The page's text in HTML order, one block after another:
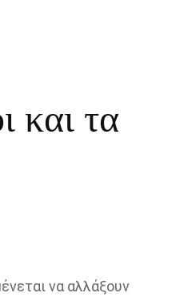
και τα
να αλλάξουν